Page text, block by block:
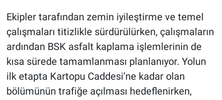
Ekipler tarafından zemin iyileştirme ve temel
çalışmaları titizlikle sürdürülürken, çalışmaların
ardından BSK asfalt kaplama işlemlerinin de
kısa sürede tamamlanması planlanıyor. Yolun
ilk etapta Kartopu Caddesi’ne kadar olan
bölümünün trafiğe açılması hedeflenirken,